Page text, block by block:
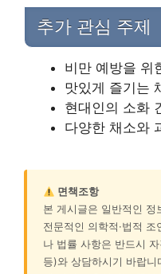
추가 관심 주제
비만 예방을 위
맛있게 즐기는
현대인의 소화
다양한 채소와
면책조항
본 게시글은 일반적인 정
전문적인 의학적·법적
나 법률 사항은 반드시
등)와 상담하시기 바랍